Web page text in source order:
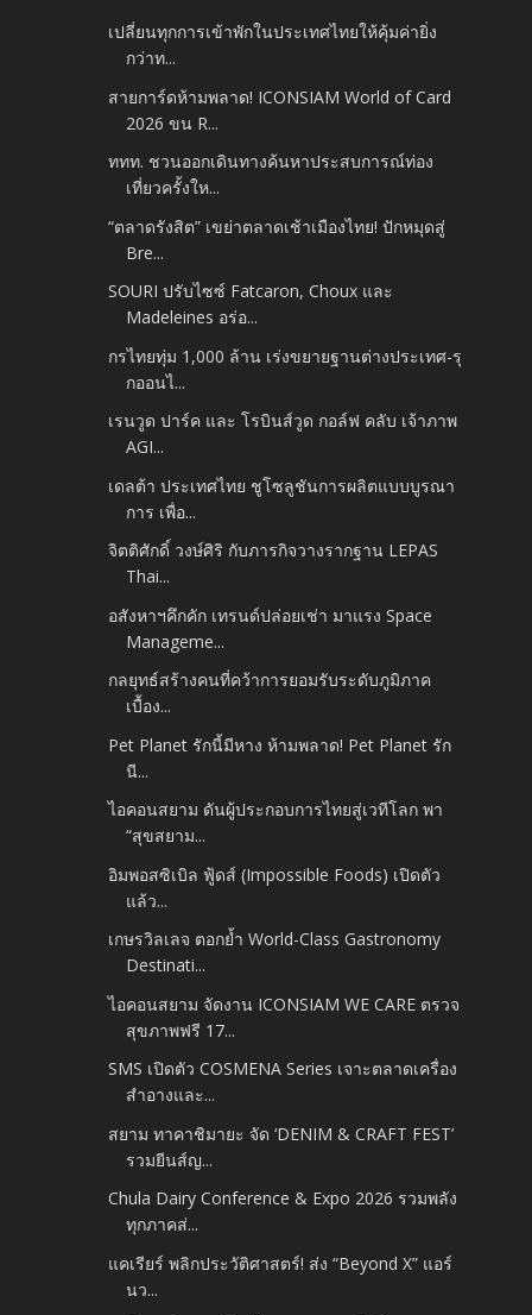
เปลี่ยนทุกการเข้าพักในประเทศไทยให้คุ้มค่ายิ่ง
กว่าท...
สายการ์ดห้ามพลาด! ICONSIAM World of Card
2026 ขน R...
ททท. ชวนออกเดินทางค้นหาประสบการณ์ท่อง
เที่ยวครั้งให...
“ตลาดรังสิต” เขย่าตลาดเช้าเมืองไทย! ปักหมุดสู่
Bre...
SOURI ปรับไซซ์ Fatcaron, Choux และ
Madeleines อร่อ...
กรไทยทุ่ม 1,000 ล้าน เร่งขยายฐานต่างประเทศ-รุ
กออนไ...
เรนวูด ปาร์ค และ โรบินส์วูด กอล์ฟ คลับ เจ้าภาพ
AGI...
เดลต้า ประเทศไทย ชูโซลูชันการผลิตแบบบูรณา
การ เพื่อ...
จิตติศักดิ์ วงษ์ศิริ กับภารกิจวางรากฐาน LEPAS
Thai...
อสังหาฯคึกคัก เทรนด์ปล่อยเช่า มาแรง Space
Manageme...
กลยุทธ์สร้างคนที่คว้าการยอมรับระดับภูมิภาค
เบื้อง...
Pet Planet รักนี้มีหาง ห้ามพลาด! Pet Planet รัก
นี...
ไอคอนสยาม ดันผู้ประกอบการไทยสู่เวทีโลก พา
“สุขสยาม...
อิมพอสซิเบิล ฟู้ดส์ (Impossible Foods) เปิดตัว
แล้ว...
เกษรวิลเลจ ตอกย้ำ World-Class Gastronomy
Destinati...
ไอคอนสยาม จัดงาน ICONSIAM WE CARE ตรวจ
สุขภาพฟรี 17...
SMS เปิดตัว COSMENA Series เจาะตลาดเครื่อง
สำอางและ...
สยาม ทาคาชิมายะ จัด ‘DENIM & CRAFT FEST’
รวมยีนส์ญ...
Chula Dairy Conference & Expo 2026 รวมพลัง
ทุกภาคส่...
แคเรียร์ พลิกประวัติศาสตร์! ส่ง “Beyond X” แอร์
นว...